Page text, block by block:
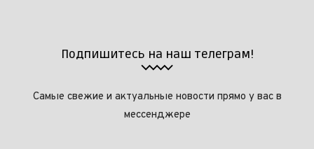
Подпишитесь на наш телеграм!
Самые свежие и актуальные новости прямо у вас в
мессенджере